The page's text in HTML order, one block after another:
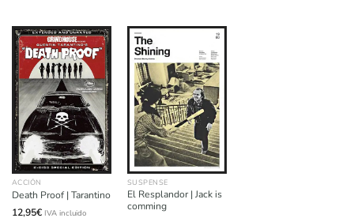
ACCIÓN
Death Proof | Tarantino
12,95€ IVA incluido
SUSPENSE
El Resplandor | Jack is
comming